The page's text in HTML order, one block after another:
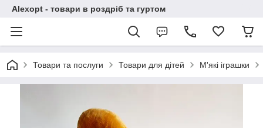
Alexopt - товари в роздріб та гуртом
Товари та послуги Товари для дітей М'які іграшки